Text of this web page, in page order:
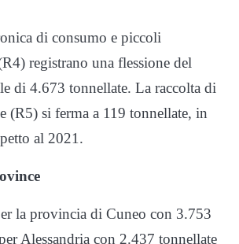
di consumo e piccoli
registrano una flessione del
di 4.673 tonnellate. La raccolta di
(R5) si ferma a 119 tonnellate, in
al 2021.
la provincia di Cuneo con 3.753
Alessandria con 2.437 tonnellate